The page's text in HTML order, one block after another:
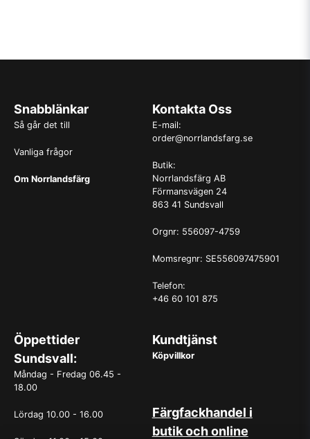
Snabblänkar
Så går det till
Vanliga frågor
Om Norrlandsfärg
Kontakta Oss
E-mail:
order@norrlandsfarg.se
Butik:
Norrlandsfärg AB
Förmansvägen 24
863 41 Sundsvall
Orgnr: 556097-4759
Momsregnr: SE556097475901
Telefon:
+46 60 101 875
Öppettider
Sundsvall:
Måndag - Fredag 06.45 -
18.00
Lördag 10.00 - 16.00
Kundtjänst
Köpvillkor
Färgfackhandel i
butik och online